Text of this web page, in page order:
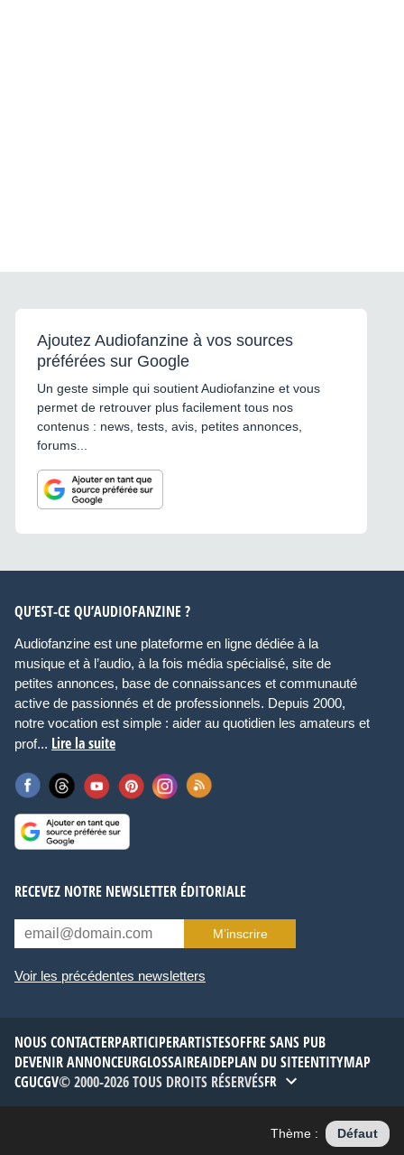
Ajoutez Audiofanzine à vos sources
préférées sur Google
Un geste simple qui soutient Audiofanzine et vous
permet de retrouver plus facilement tous nos
contenus : news, tests, avis, petites annonces,
forums...
QU’EST-CE QU’AUDIOFANZINE ?
Audiofanzine est une plateforme en ligne dédiée à la
musique et à l’audio, à la fois média spécialisé, site de
petites annonces, base de connaissances et communauté
active de passionnés et de professionnels. Depuis 2000,
notre vocation est simple : aider au quotidien les amateurs et
prof... Lire la suite
RECEVEZ NOTRE NEWSLETTER ÉDITORIALE
M’inscrire
Voir les précédentes newsletters
NOUS CONTACTERPARTICIPERARTISTESOFFRE SANS PUB
DEVENIR ANNONCEURGLOSSAIREAIDEPLAN DU SITEENTITYMAP
CGUCGV© 2000-2026 TOUS DROITS RÉSERVÉSFR
Thème : Défaut